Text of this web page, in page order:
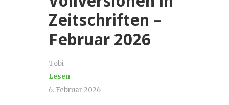
Zeitschriften –
Februar 2026
Tobi
Lesen
6. Februar 2026